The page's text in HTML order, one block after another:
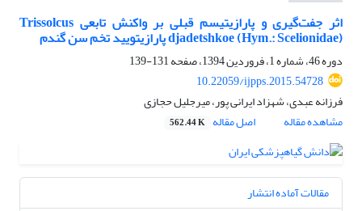
اثر جفت‌گیری و پارازیتیسم قبلی بر واکنش تابعی Trissolcus
djadetshkoe (Hym.: Scelionidae) پارازیتویید تخم سن گندم
دوره 46، شماره 1، فروردین 1394، صفحه
131-139
10.22059/ijpps.2015.54728
فرزانه عبدی، شهزاد ایرانی پور، میرجلیل حجازی
مشاهده مقاله
اصل مقاله 562.44 K
مقالات آماده انتشار